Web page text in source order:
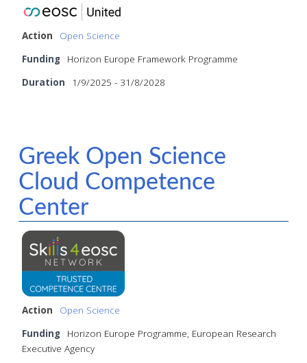
Action
Open Science
Funding
Horizon Europe Framework Programme
Duration
1/9/2025 - 31/8/2028
Greek Open Science
Cloud Competence
Center
Action
Open Science
Funding
Horizon Europe Programme, European Research
Executive Agency